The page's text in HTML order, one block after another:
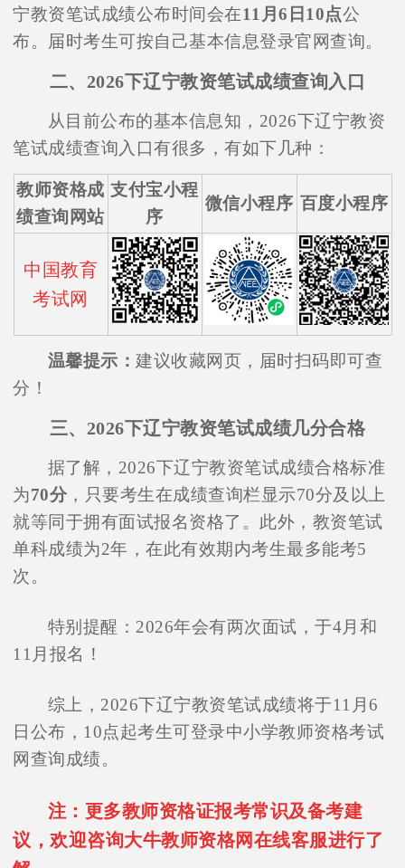
宁教资笔试成绩公布时间会在11月6日10点公
布。届时考生可按自己基本信息登录官网查询。
二、2026下辽宁教资笔试成绩查询入口
从目前公布的基本信息知，2026下辽宁教资
笔试成绩查询入口有很多，有如下几种：
教师资格成
绩查询网站
支付宝小程
序
微信小程序 百度小程序
中国教育
考试网
温馨提示：建议收藏网页，届时扫码即可查
分！
三、2026下辽宁教资笔试成绩几分合格
据了解，2026下辽宁教资笔试成绩合格标准
为70分，只要考生在成绩查询栏显示70分及以上
就等同于拥有面试报名资格了。此外，教资笔试
单科成绩为2年，在此有效期内考生最多能考5
次。
特别提醒：2026年会有两次面试，于4月和
11月报名！
综上，2026下辽宁教资笔试成绩将于11月6
日公布，10点起考生可登录中小学教师资格考试
网查询成绩。
注：更多教师资格证报考常识及备考建
议，欢迎咨询大牛教师资格网在线客服进行了